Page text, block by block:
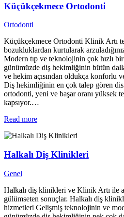
Küçükçekmece Ortodonti
Ortodonti
Küçükçekmece Ortodonti Klinik Artı
bozukluklardan kurtularak
Modern tıp ve teknolojinin çok hızlı
günümüzde diş hekimliğinin bütün
ve hekim açısından oldukça konforlu
Diş hekimliğinin en çok talep gören
ortodonti, yeni ve başar oranı yüksek
kapsıyor.…
Read more
Halkalı Diş Klinikleri
Genel
Halkalı diş klinikleri ve Klinik Artı ile
gülümseten sonuçlar. Halkalı diş
hizmetleri Gelişmiş teknolojinin ve